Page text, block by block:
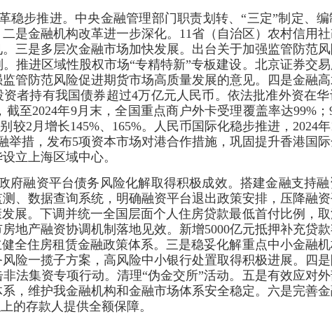
稳步推进。中央金融管理部门职责划转、“三定”制定、
是金融机构改革进一步深化。11省（自治区）农村信用
三是多层次金融市场加快发展。出台关于加强监管防范
推进区域性股权市场“专精特新”专板建设。北京证券交
管防范风险促进期货市场高质量发展的意见。四是金融
者持有我国债券超过4万亿元人民币。依法批准外资在
至2024年9月末，全国重点商户外卡受理覆盖率达99%
较2月增长145%、165%。人民币国际化稳步推进，2024
举措，发布5项资本市场对港合作措施，巩固提升香港国
立上海区域中心。
府融资平台债务风险化解取得积极成效。搭建金融支持
、数据查询系统，明确融资平台退出政策安排，压降融
展。下调并统一全国层面个人住房贷款最低首付比例，
地产融资协调机制落地见效。新增5000亿元抵押补充贷
全住房租赁金融政策体系。三是稳妥化解重点中小金融
险一揽子方案，高风险中小银行处置取得积极进展。四
法集资专项行动。清理“伪金交所”活动。五是有效应对
，维护我金融机构和金融市场体系安全稳定。六是完善
的存款人提供全额保障。